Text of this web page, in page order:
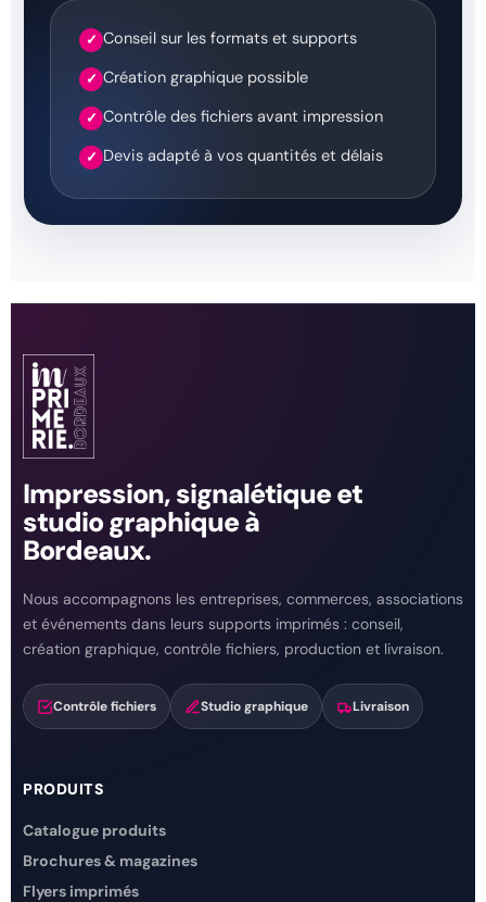
✓ Conseil sur les formats et supports
✓ Création graphique possible
✓ Contrôle des fichiers avant impression
✓ Devis adapté à vos quantités et délais
Impression, signalétique et
studio graphique à
Bordeaux.
Nous accompagnons les entreprises, commerces, associations
et événements dans leurs supports imprimés : conseil,
création graphique, contrôle fichiers, production et livraison.
Contrôle fichiers Studio graphique Livraison
PRODUITS
Catalogue produits
Brochures & magazines
Flyers imprimés